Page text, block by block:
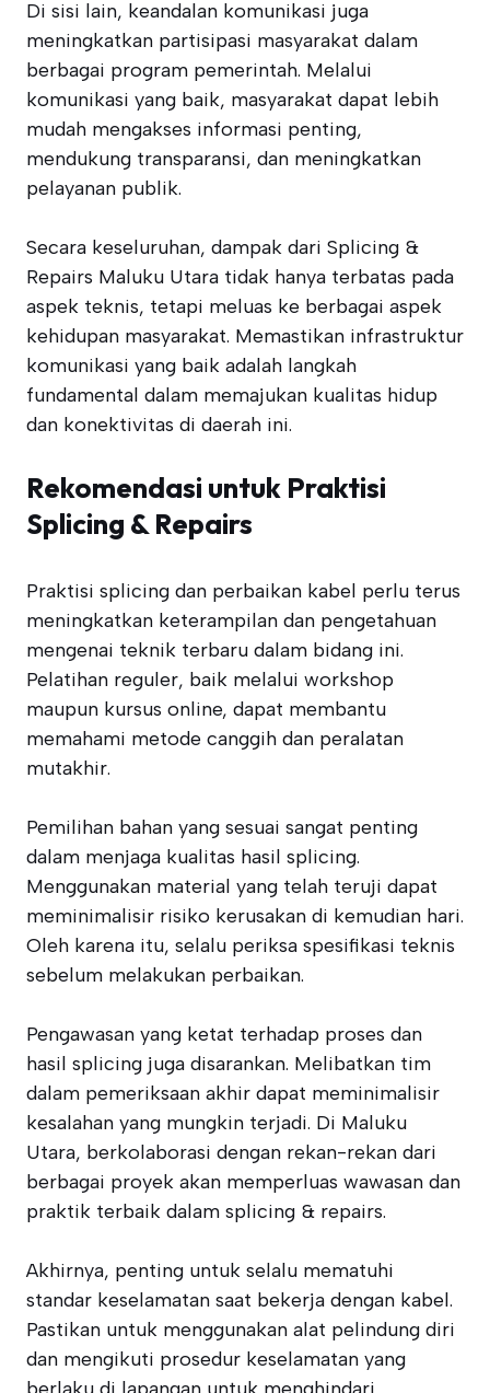
Di sisi lain, keandalan komunikasi juga
meningkatkan partisipasi masyarakat dalam
berbagai program pemerintah. Melalui
komunikasi yang baik, masyarakat dapat lebih
mudah mengakses informasi penting,
mendukung transparansi, dan meningkatkan
pelayanan publik.
Secara keseluruhan, dampak dari Splicing &
Repairs Maluku Utara tidak hanya terbatas pada
aspek teknis, tetapi meluas ke berbagai aspek
kehidupan masyarakat. Memastikan infrastruktur
komunikasi yang baik adalah langkah
fundamental dalam memajukan kualitas hidup
dan konektivitas di daerah ini.
Rekomendasi untuk Praktisi
Splicing & Repairs
Praktisi splicing dan perbaikan kabel perlu terus
meningkatkan keterampilan dan pengetahuan
mengenai teknik terbaru dalam bidang ini.
Pelatihan reguler, baik melalui workshop
maupun kursus online, dapat membantu
memahami metode canggih dan peralatan
mutakhir.
Pemilihan bahan yang sesuai sangat penting
dalam menjaga kualitas hasil splicing.
Menggunakan material yang telah teruji dapat
meminimalisir risiko kerusakan di kemudian hari.
Oleh karena itu, selalu periksa spesifikasi teknis
sebelum melakukan perbaikan.
Pengawasan yang ketat terhadap proses dan
hasil splicing juga disarankan. Melibatkan tim
dalam pemeriksaan akhir dapat meminimalisir
kesalahan yang mungkin terjadi. Di Maluku
Utara, berkolaborasi dengan rekan-rekan dari
berbagai proyek akan memperluas wawasan dan
praktik terbaik dalam splicing & repairs.
Akhirnya, penting untuk selalu mematuhi
standar keselamatan saat bekerja dengan kabel.
Pastikan untuk menggunakan alat pelindung diri
dan mengikuti prosedur keselamatan yang